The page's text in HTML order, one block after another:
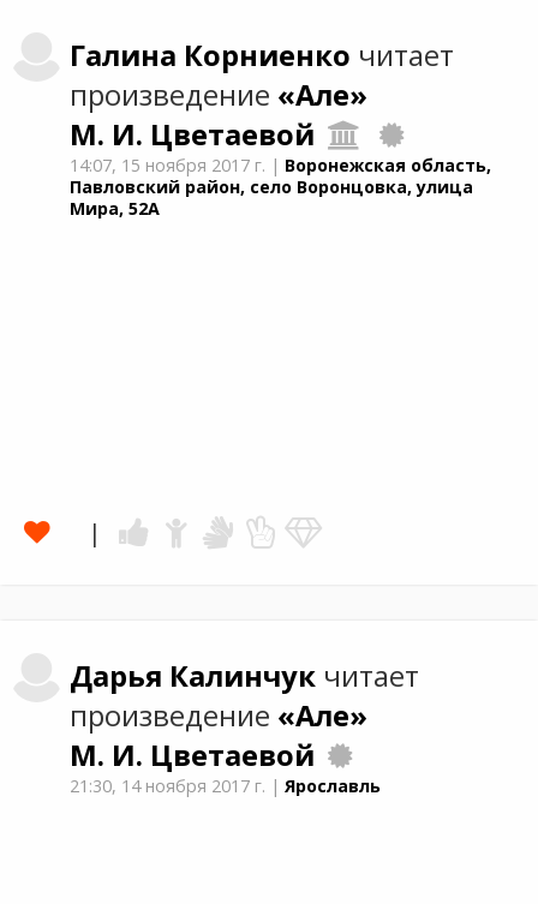
Галина Корниенко читает
произведение «Але»
М. И. Цветаевой
14:07, 15 ноября 2017 г. | Воронежская область,
Павловский район, село Воронцовка, улица
Мира, 52А
Дарья Калинчук читает
произведение «Але»
М. И. Цветаевой
21:30, 14 ноября 2017 г. |Ярославль